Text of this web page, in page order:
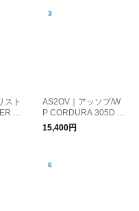
スト
CH
AS2OV｜アッソブ/W
P CORDURA 305D F
ANNY PACK 防水 シ
ョルダーバッグ サコ
15,400円